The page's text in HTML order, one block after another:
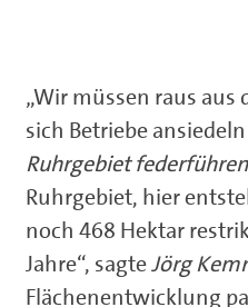
„Wir müssen raus
sich Betriebe
Ruhrgebiet
Ruhrgebiet, hier
noch 468 Hektar
Jahre“, sagteJörg
Flächenentwicklung